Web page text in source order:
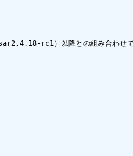
rc1）以降との組み合わせで